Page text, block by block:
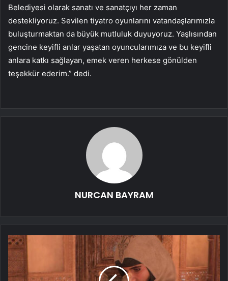
Belediyesi olarak sanatı ve sanatçıyı her zaman
destekliyoruz. Sevilen tiyatro oyunlarını vatandaşlarımızla
buluşturmaktan da büyük mutluluk duyuyoruz. Yaşlısından
gencine keyifli anlar yaşatan oyuncularımıza ve bu keyifli
anlara katkı sağlayan, emek veren herkese gönülden
teşekkür ederim.” dedi.
NURCAN BAYRAM